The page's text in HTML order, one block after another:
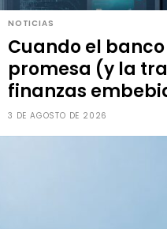
NOTICIAS
Cuando el
promesa (y la
finanzas
3 DE AGOSTO DE 2026